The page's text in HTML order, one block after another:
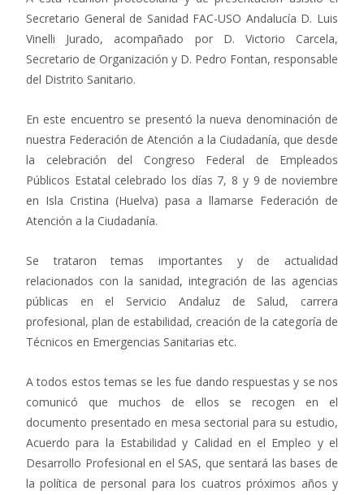
Secretario General de Sanidad FAC-USO Andalucía D. Luis
Vinelli Jurado, acompañado por D. Victorio Carcela,
Secretario de Organización y D. Pedro Fontan, responsable
del Distrito Sanitario.
En este encuentro se presentó la nueva denominación de
nuestra Federación de Atención a la Ciudadanía, que desde
la celebración del Congreso Federal de Empleados
Públicos Estatal celebrado los días 7, 8 y 9 de noviembre
en Isla Cristina (Huelva) pasa a llamarse Federación de
Atención a la Ciudadanía.
Se trataron temas importantes y de actualidad
relacionados con la sanidad, integración de las agencias
públicas en el Servicio Andaluz de Salud, carrera
profesional, plan de estabilidad, creación de la categoría de
Técnicos en Emergencias Sanitarias etc.
A todos estos temas se les fue dando respuestas y se nos
comunicó que muchos de ellos se recogen en el
documento presentado en mesa sectorial para su estudio,
Acuerdo para la Estabilidad y Calidad en el Empleo y el
Desarrollo Profesional en el SAS, que sentará las bases de
la política de personal para los cuatros próximos años y